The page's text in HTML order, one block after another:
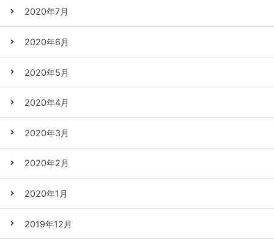
2020年7月
2020年6月
2020年5月
2020年4月
2020年3月
2020年2月
2020年1月
2019年12月